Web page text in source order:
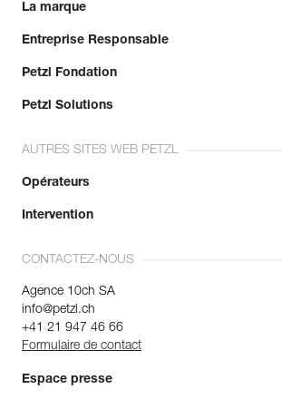
La marque
Entreprise Responsable
Petzl Fondation
Petzl Solutions
AUTRES SITES WEB PETZL
Opérateurs
Intervention
CONTACTEZ-NOUS
Agence 10ch SA
info@petzl.ch
+41 21 947 46 66
Formulaire de contact
Espace presse